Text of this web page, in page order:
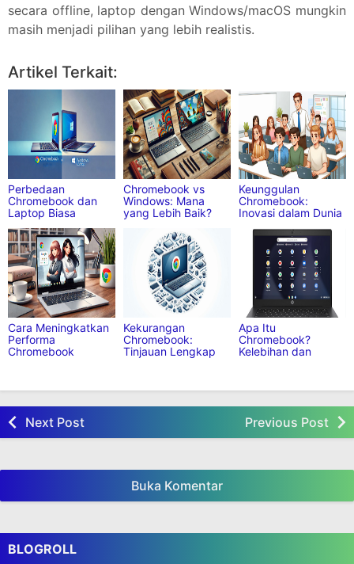
secara offline, laptop dengan Windows/macOS mungkin
masih menjadi pilihan yang lebih realistis.
Jika suka dengan artikel ini,
Facebook Twitter Pinterest More
Artikel Terkait:
Perbedaan
Chromebook dan
Laptop Biasa
Chromebook vs
Windows: Mana
yang Lebih Baik?
Keunggulan
Chromebook:
Inovasi dalam Dunia
Komputasi
Cara Meningkatkan
Performa
Chromebook
Kekurangan
Apa Itu
Chromebook?
Kelebihan dan
Kekurangannya di
Next Post Previous Post